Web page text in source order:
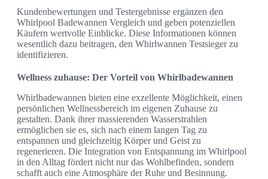
Kundenbewertungen und Testergebnisse ergänzen den
Whirlpool Badewannen Vergleich und geben potenziellen
Käufern wertvolle Einblicke. Diese Informationen können
wesentlich dazu beitragen, den Whirlwannen Testsieger zu
identifizieren.
Wellness zuhause: Der Vorteil von Whirlbadewannen
Whirlbadewannen bieten eine exzellente Möglichkeit, einen
persönlichen Wellnessbereich im eigenen Zuhause zu
gestalten. Dank ihrer massierenden Wasserstrahlen
ermöglichen sie es, sich nach einem langen Tag zu
entspannen und gleichzeitig Körper und Geist zu
regenerieren. Die Integration von Entspannung im Whirlpool
in den Alltag fördert nicht nur das Wohlbefinden, sondern
schafft auch eine Atmosphäre der Ruhe und Besinnung.